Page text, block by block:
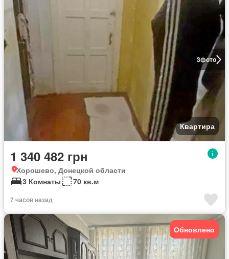
3фото
Квартира
1 340 482 грн
Хорошево, Донецкой области
3 Комнаты
70 кв.м
7 часов назад
Обновлено